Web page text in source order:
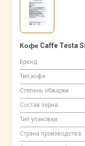
Кофе Caffe Testa
Бренд
Тип кофе
Степень обжарки
Состав зерна
Тип упаковки
Страна производства